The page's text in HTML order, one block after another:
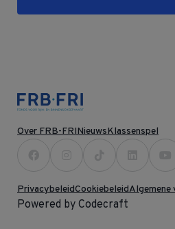
Over FRB-FRINieuwsKlassenspel
PrivacybeleidCookiebeleidAlgemene
Powered by Codecraft